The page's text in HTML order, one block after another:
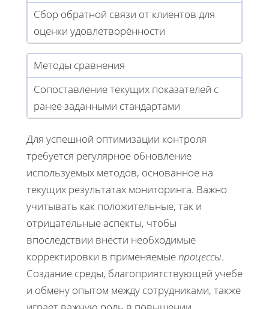
Сбор обратной связи от клиентов для
оценки удовлетворённости
Методы сравнения
Сопоставление текущих показателей с
ранее заданными стандартами
Для успешной оптимизации контроля
требуется регулярное обновление
используемых методов, основанное на
текущих результатах мониторинга. Важно
учитывать как положительные, так и
отрицательные аспекты, чтобы
впоследствии внести необходимые
корректировки в применяемыепроцессы.
Создание среды, благоприятствующей учебе
и обмену опытом между сотрудниками, также